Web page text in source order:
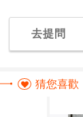
去提問
猜您喜歡